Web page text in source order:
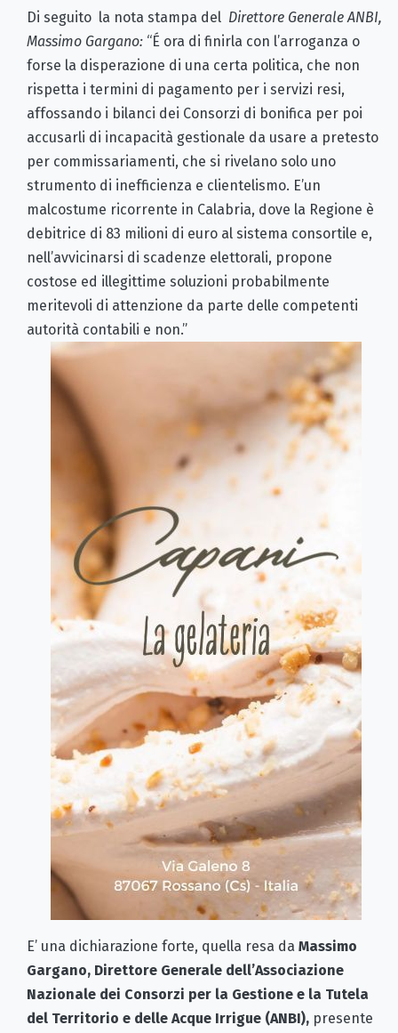
Di seguito la nota stampa del Direttore Generale ANBI,
Massimo Gargano: “É ora di finirla con l’arroganza o
forse la disperazione di una certa politica, che non
rispetta i termini di pagamento per i servizi resi,
affossando i bilanci dei Consorzi di bonifica per poi
accusarli di incapacità gestionale da usare a pretesto
per commissariamenti, che si rivelano solo uno
strumento di inefficienza e clientelismo. E’un
malcostume ricorrente in Calabria, dove la Regione è
debitrice di 83 milioni di euro al sistema consortile e,
nell’avvicinarsi di scadenze elettorali, propone
costose ed illegittime soluzioni probabilmente
meritevoli di attenzione da parte delle competenti
autorità contabili e non.”
E’ una dichiarazione forte, quella resa da Massimo
Gargano, Direttore Generale dell’Associazione
Nazionale dei Consorzi per la Gestione e la Tutela
del Territorio e delle Acque Irrigue (ANBI), presente